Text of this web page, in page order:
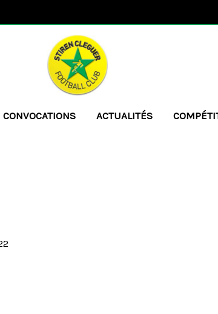
CONVOCATIONS ACTUALITÉS